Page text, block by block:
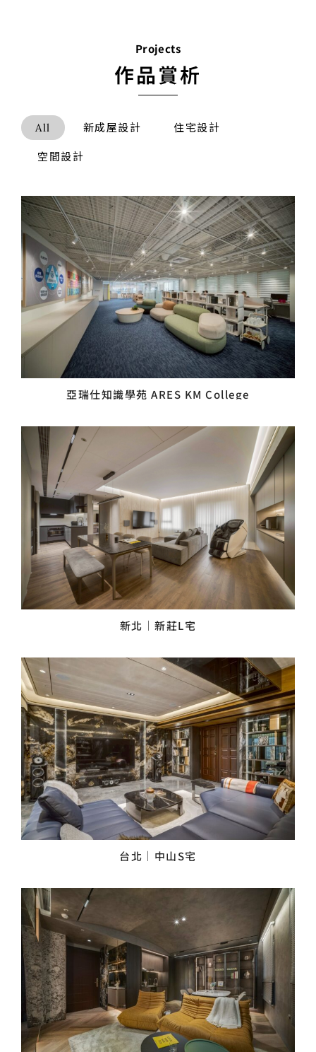
Projects
作品賞析
All 新成屋設計 住宅設計
空間設計
亞瑞仕知識學苑 ARES KM College
新北｜新莊L宅
台北｜中山S宅